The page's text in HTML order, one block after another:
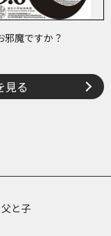
邪魔ですか？
見る
と子